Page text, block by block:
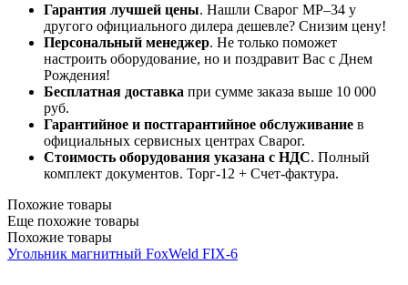
Гарантия лучшей цены. Нашли Сварог МР–34 у
другого официального дилера дешевле? Снизим цену!
Персональный менеджер. Не только поможет
настроить оборудование, но и поздравит Вас с Днем
Рождения!
Бесплатная доставка при сумме заказа выше 10 000
руб.
Гарантийное и постгарантийное обслуживание в
официальных сервисных центрах Сварог.
Стоимость оборудования указана с НДС. Полный
комплект документов. Торг-12 + Счет-фактура.​
Похожие товары
Еще похожие товары
Похожие товары
Угольник магнитный FoxWeld FIX-6